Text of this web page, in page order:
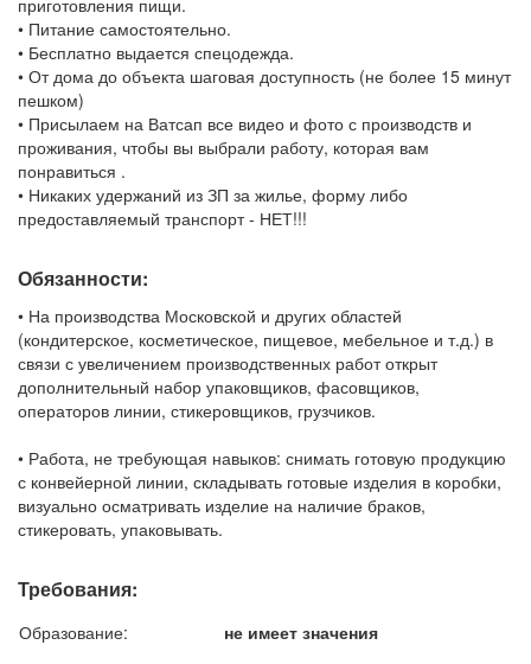
приготовления пищи.
• Питание самостоятельно.
• Бесплатно выдается спецодежда.
• От дома до объекта шаговая доступность (не более 15 минут
пешком)
• Присылаем на Ватсап все видео и фото с производств и
проживания, чтобы вы выбрали работу, которая вам
понравиться .
• Никаких удержаний из ЗП за жилье, форму либо
предоставляемый транспорт - НЕТ!!!
Обязанности:
• На производства Московской и других областей
(кондитерское, косметическое, пищевое, мебельное и т.д.) в
связи с увеличением производственных работ открыт
дополнительный набор упаковщиков, фасовщиков,
операторов линии, стикеровщиков, грузчиков.
• Работа, не требующая навыков: снимать готовую продукцию
с конвейерной линии, складывать готовые изделия в коробки,
визуально осматривать изделие на наличие браков,
стикеровать, упаковывать.
Требования:
Образование:
не имеет значения